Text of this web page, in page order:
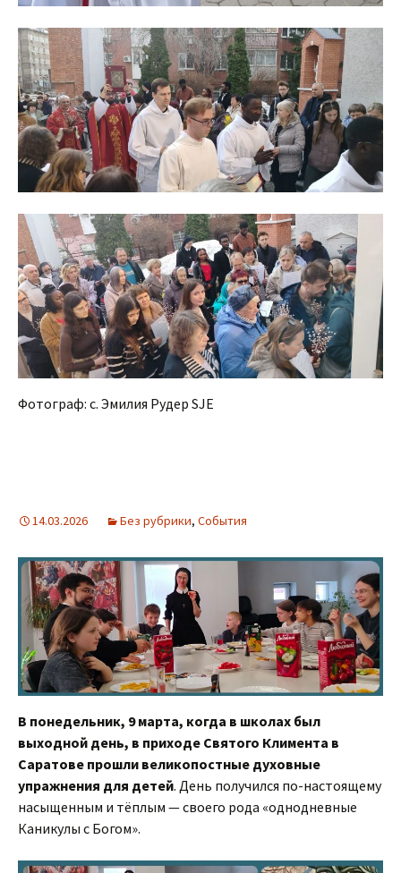
Фотограф: с. Эмилия Рудер SJE
14.03.2026 Без рубрики, События
В понедельник, 9 марта, когда в школах был
выходной день, в приходе Святого Климента в
Саратове прошли великопостные духовные
упражнения для детей. День получился по-настоящему
насыщенным и тёплым — своего рода «однодневные
Каникулы с Богом».